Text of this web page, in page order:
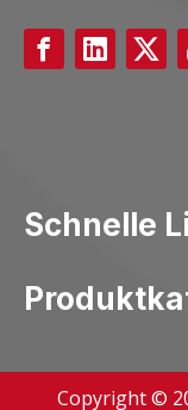
Schnelle
Copyright ©